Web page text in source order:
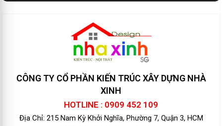
CÔNG TY CỔ PHẦN KIẾN TRÚC XÂY DỰNG NHÀ
XINH
HOTLINE : 0909 452 109
Địa Chỉ: 215 Nam Kỳ Khởi Nghĩa, Phường 7, Quận 3, HCM